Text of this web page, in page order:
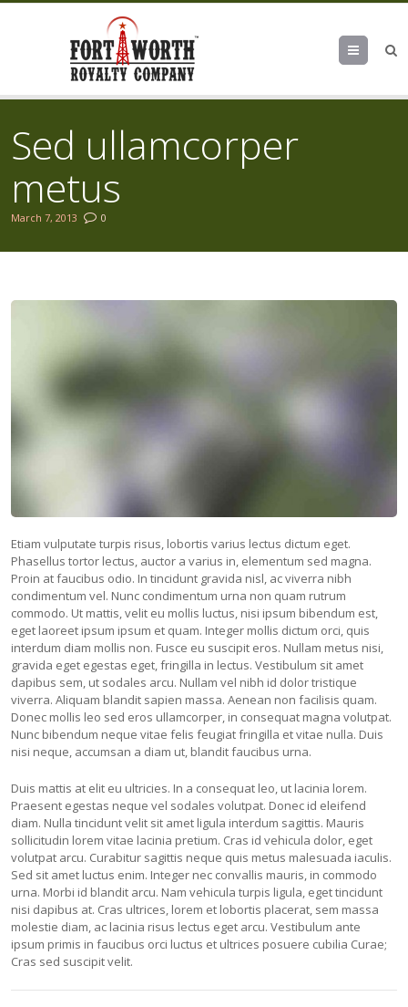
Menu
Sed ullamcorper
metus
March 7, 2013 0
Etiam vulputate turpis risus, lobortis varius lectus dictum eget.
Phasellus tortor lectus, auctor a varius in, elementum sed magna.
Proin at faucibus odio. In tincidunt gravida nisl, ac viverra nibh
condimentum vel. Nunc condimentum urna non quam rutrum
commodo. Ut mattis, velit eu mollis luctus, nisi ipsum bibendum est,
eget laoreet ipsum ipsum et quam. Integer mollis dictum orci, quis
interdum diam mollis non. Fusce eu suscipit eros. Nullam metus nisi,
gravida eget egestas eget, fringilla in lectus. Vestibulum sit amet
dapibus sem, ut sodales arcu. Nullam vel nibh id dolor tristique
viverra. Aliquam blandit sapien massa. Aenean non facilisis quam.
Donec mollis leo sed eros ullamcorper, in consequat magna volutpat.
Nunc bibendum neque vitae felis feugiat fringilla et vitae nulla. Duis
nisi neque, accumsan a diam ut, blandit faucibus urna.
Duis mattis at elit eu ultricies. In a consequat leo, ut lacinia lorem.
Praesent egestas neque vel sodales volutpat. Donec id eleifend
diam. Nulla tincidunt velit sit amet ligula interdum sagittis. Mauris
sollicitudin lorem vitae lacinia pretium. Cras id vehicula dolor, eget
volutpat arcu. Curabitur sagittis neque quis metus malesuada iaculis.
Sed sit amet luctus enim. Integer nec convallis mauris, in commodo
urna. Morbi id blandit arcu. Nam vehicula turpis ligula, eget tincidunt
nisi dapibus at. Cras ultrices, lorem et lobortis placerat, sem massa
molestie diam, ac lacinia risus lectus eget arcu. Vestibulum ante
ipsum primis in faucibus orci luctus et ultrices posuere cubilia Curae;
Cras sed suscipit velit.